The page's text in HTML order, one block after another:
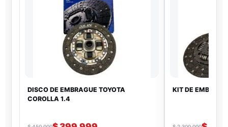
DISCO DE EMBRAGUE TOYOTA
COROLLA 1.4
KIT DE